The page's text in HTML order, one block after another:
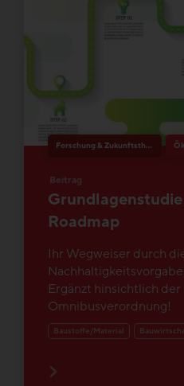
Forschung & Zukunftsthemen
Beitrag
Roadmap
Ihr Wegweiser durch
Ergänzt hinsichtlich der
Omnibusverordnung!
Baustoffe/Material